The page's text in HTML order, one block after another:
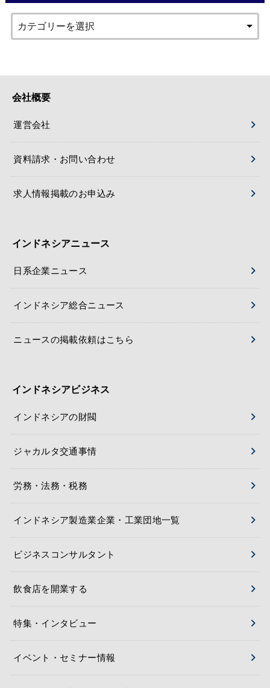
会社概要
運営会社
資料請求・お問い合わせ
求人情報掲載のお申込み
インドネシアニュース
日系企業ニュース
インドネシア総合ニュース
ニュースの掲載依頼はこちら
インドネシアビジネス
インドネシアの財閥
ジャカルタ交通事情
労務・法務・税務
インドネシア製造業企業・工業団地一覧
ビジネスコンサルタント
飲食店を開業する
特集・インタビュー
イベント・セミナー情報